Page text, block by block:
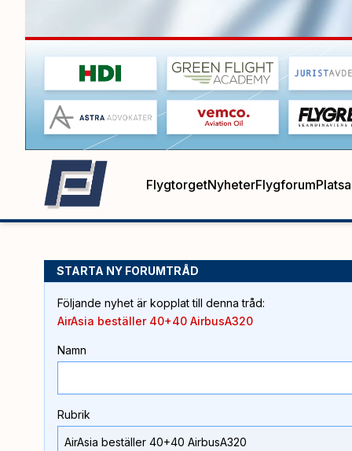
FlygtorgetNyheterFlygforum
STARTA NY FORUMTRÅD
Följande nyhet är kopplat till denna tråd:
AirAsia beställer 40+40 AirbusA320
Namn
Rubrik